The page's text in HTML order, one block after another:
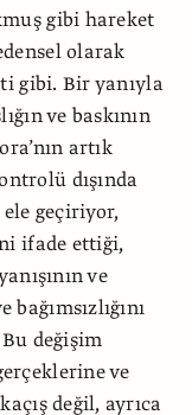
gibi hareket
olarak
gibi. Bir yanıyla
ve baskının
artık
dışında
geçiriyor,
ifade ettiği,
ve
değişim
ve
değil, ayrıca